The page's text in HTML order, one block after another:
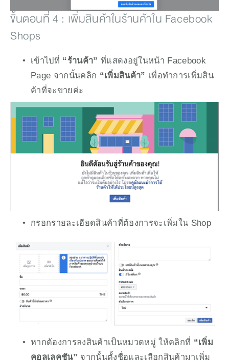
ขั้นตอนที่ 4 : เพิ่มสินค้าในร้านค้าใน Facebook
Shops
เข้าไปที่ “ร้านค้า” ที่แสดงอยู่ในหน้า Facebook
Page จากนั้นคลิก “เพิ่มสินค้า” เพื่อทำการเพิ่มสิน
ค้าที่จะขายค่ะ
กรอกรายละเอียดสินค้าที่ต้องการจะเพิ่มใน Shop
หากต้องการลงสินค้าเป็นหมวดหมู่ ให้คลิกที่ “เพิ่ม
คอลเลคชัน” จากนั้นตั้งชื่อและเลือกสินค้ามาเพิ่ม